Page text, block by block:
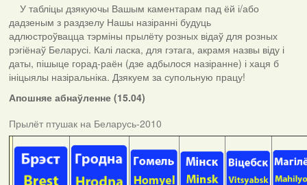
У табліцы дзякуючы Вашым каментарам пад ёй і/або
дадзеным з раздзелу Нашы назіранні будуць
адлюстроўвацца тэрміны прылёту розных відаў для розных
рэгіёнаў Беларусі. Калі ласка, для гэтага, акрамя назвы віду і
даты, пішыце горад-раён (дзе адбылося назіранне) і хаця б
ініцыялы назіральніка. Дзякуем за супольную працу!
Апошняе абнаўленне (15.04)
Прылёт птушак на Беларусь-2010